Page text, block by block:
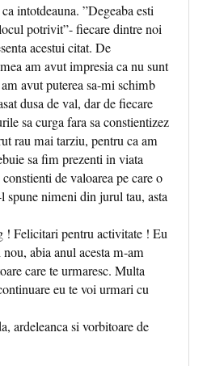
intotdeauna. ”Degeaba esti
potrivit”- fiecare dintre noi
acestui citat. De
am avut impresia ca nu sunt
avut puterea sa-mi schimb
dusa de val, dar de fiecare
sa curga fara sa constientizez
rau mai tarziu, pentru ca am
sa fim prezenti in viata
de valoarea pe care o
spune nimeni din jurul tau, asta
Felicitari pentru activitate ! Eu
abia anul acesta m-am
care te urmaresc. Multa
eu te voi urmari cu
ardeleanca si vorbitoare de